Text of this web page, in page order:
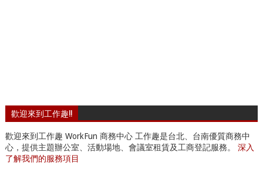
歡迎來到工作趣!!
歡迎來到工作趣 WorkFun 商務中心 工作趣是台北、台南優質商務中
心，提供主題辦公室、活動場地、會議室租賃及工商登記服務。 深入
了解我們的服務項目